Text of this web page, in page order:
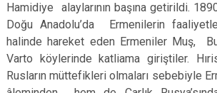
Hamidiye alaylarının başına getirildi.
Doğu Anadolu’da Ermenilerin
halinde hareket eden Ermeniler Muş,
Varto köylerinde katliama giriştiler.
Rusların müttefikleri olmaları sebebiyle